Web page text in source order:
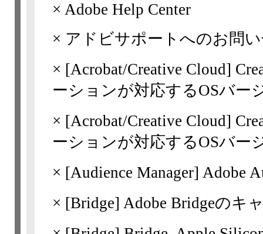
× Adobe Help Center
× アドビサポートへのお問
× [Acrobat/Creative Cloud]
ーションが対応するOSバー
× [Acrobat/Creative Cloud]
ーションが対応するOSバー
× [Audience Manager] Adobe
× [Bridge] Adobe Bridgeのキ